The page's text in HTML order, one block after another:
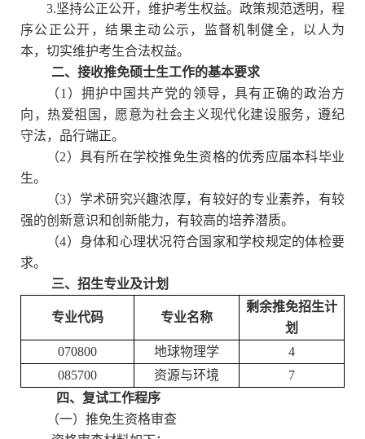
3.坚持公正公开，维护考生权益。政策规范透明，程
序公正公开，结果主动公示，监督机制健全，以人为
本，切实维护考生合法权益。
二、接收推免硕士生工作的基本要求
（1 ）拥护中国共产党的领导，具有正确的政治方
向，热爱祖国，愿意为社会主义现代化建设服务，遵纪
守法，品行端正。
（2）具有所在学校推免生资格的优秀应届本科毕业
生。
（3）学术研究兴趣浓厚，有较好的专业素养，有较
强的创新意识和创新能力，有较高的培养潜质。
（4）身体和心理状况符合国家和学校规定的体检要
求。
三、招生专业及计划
专业代码 专业名称
剩余推免招生计
划
070800
地球物理学
4
085700
资源与环境
7
四、复试工作程序
（一）推免生资格审查